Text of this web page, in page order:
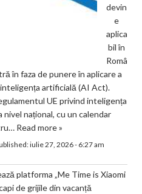
devin
e
aplica
bil în
Româ
în faza de punere în aplicare a
artificială (AI Act).
UE privind inteligența
național, cu un calendar
Read more »
iulie 27, 2026 - 6:27 am
platforma „Me Time is Xiaomi
de grijile din vacanță